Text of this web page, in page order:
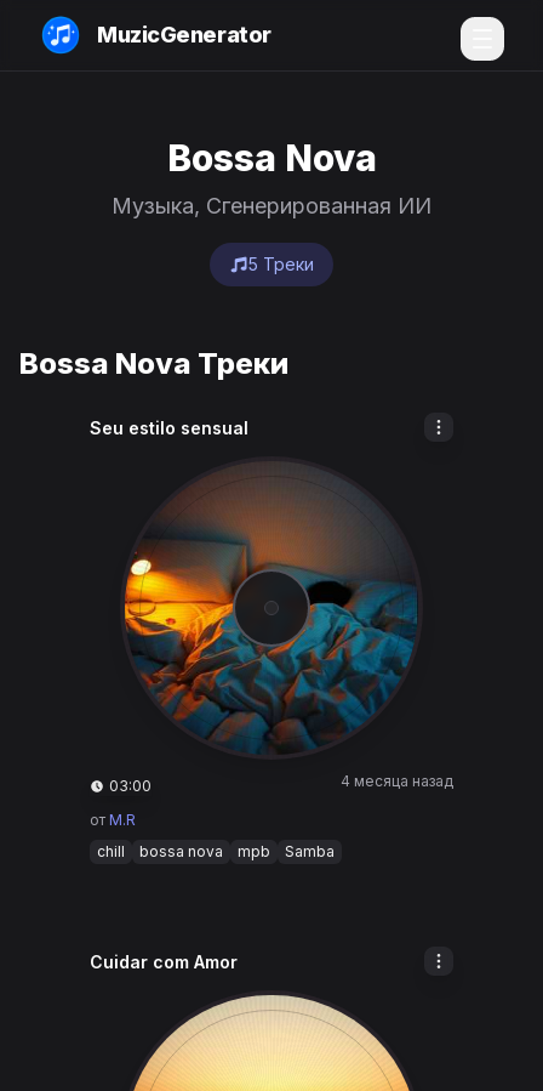
MuzicGenerator
Bossa Nova
Музыка, Сгенерированная ИИ
5 Треки
Bossa Nova Треки
Seu estilo sensual
03:00 4 месяца назад
от M.R
chill
bossa nova mpb Samba
Cuidar com Amor